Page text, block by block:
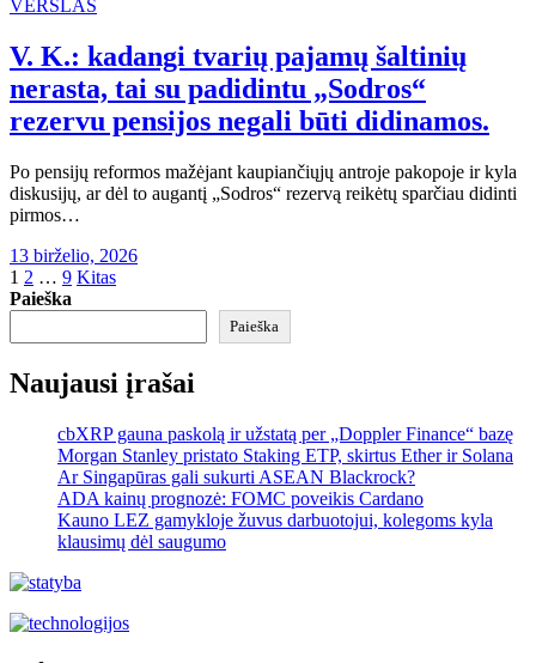
VERSLAS
V. K.: kadangi tvarių pajamų šaltinių
nerasta, tai su padidintu „Sodros“
rezervu pensijos negali būti didinamos.
Po pensijų reformos mažėjant kaupiančiųjų antroje pakopoje ir kyla
diskusijų, ar dėl to augantį „Sodros“ rezervą reikėtų sparčiau didinti
pirmos…
13 birželio, 2026
Įrašų
puslapiavimas
1 2 … 9 Kitas
Paieška
Paieška
Naujausi įrašai
cbXRP gauna paskolą ir užstatą per „Doppler Finance“ bazę
Morgan Stanley pristato Staking ETP, skirtus Ether ir Solana
Ar Singapūras gali sukurti ASEAN Blackrock?
ADA kainų prognozė: FOMC poveikis Cardano
Kauno LEZ gamykloje žuvus darbuotojui, kolegoms kyla
klausimų dėl saugumo